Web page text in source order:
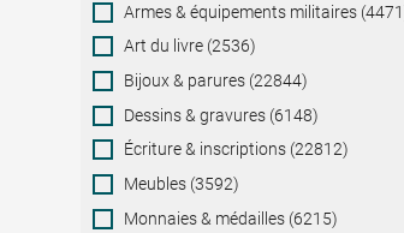
Armes & équipements militaires
Art du livre (2536)
Bijoux & parures (22844)
Dessins & gravures (6148)
Écriture & inscriptions (22812)
Meubles (3592)
Monnaies & médailles (6215)